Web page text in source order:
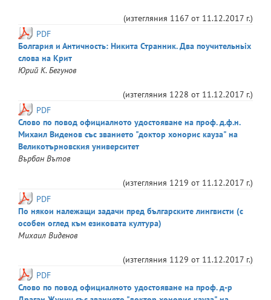
(изтегляния 1167 от 11.12.2017 г.)
PDF
Болгария и Античность: Никита Странник. Два поучительньiх
слова на Крит
Юрий К. Бегунов
(изтегляния 1228 от 11.12.2017 г.)
PDF
Слово по повод официалното удостояване на проф. д.ф.н.
Михаил Виденов със званието "доктор хонорис кауза" на
Великотърновския университет
Върбан Вътов
(изтегляния 1219 от 11.12.2017 г.)
PDF
По някои належащи задачи пред българските лингвисти (с
особен оглед към езиковата култура)
Михаил Виденов
(изтегляния 1129 от 11.12.2017 г.)
PDF
Слово по повод официалното удостояване на проф. д-р